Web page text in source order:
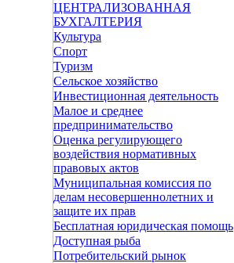
ЦЕНТРАЛИЗОВАННАЯ
БУХГАЛТЕРИЯ
Культура
Спорт
Туризм
Сельское хозяйство
Инвестиционная деятельность
Малое и среднее
предпринимательство
Оценка регулирующего
воздействия нормативных
правовых актов
Муниципальная комиссия по
делам несовершеннолетних и
защите их прав
Бесплатная юридическая помощь
Доступная рыба
Потребительский рынок